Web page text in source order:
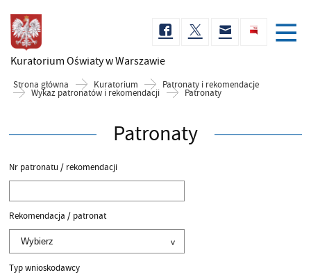
Kuratorium Oświatyw Warszawie
Strona główna Kuratorium Patronaty i rekomendacje
Wykaz patronatów i rekomendacji Patronaty
Patronaty
Nr patronatu / rekomendacji
Rekomendacja / patronat
Typ wnioskodawcy